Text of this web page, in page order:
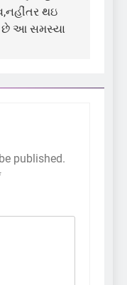
થઇ
આ સમસ્યા
published.